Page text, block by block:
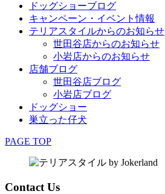
ドッグショーブログ
キャンペーン・イベント情報
テリアスタイルからのお知らせ
世田谷店からのお知らせ
小岩店からのお知らせ
店舗ブログ
世田谷店ブログ
小岩店ブログ
ドッグショー
巣立った仔犬
PAGE TOP
Contact Us